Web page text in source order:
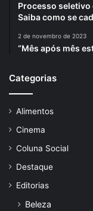
Processo seletivo
Saiba como se
2 de novembro de 2023
“Mês após mês
Categorias
Alimentos
Cinema
Coluna Social
Destaque
Editorias
Beleza